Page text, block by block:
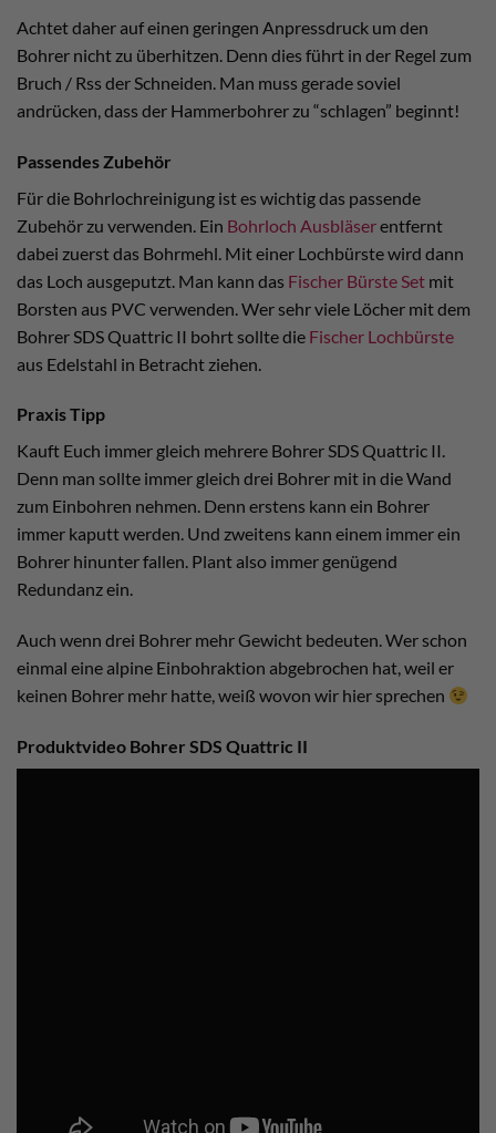
Achtet daher auf einen geringen Anpressdruck um den
Bohrer nicht zu überhitzen. Denn dies führt in der Regel zum
Bruch / Rss der Schneiden. Man muss gerade soviel
andrücken, dass der Hammerbohrer zu “schlagen” beginnt!
Passendes Zubehör
Für die Bohrlochreinigung ist es wichtig das passende
Zubehör zu verwenden. Ein Bohrloch Ausbläserentfernt
dabei zuerst das Bohrmehl. Mit einer Lochbürste wird dann
das Loch ausgeputzt. Man kann das Fischer Bürste Set mit
Borsten aus PVC verwenden. Wer sehr viele Löcher mit dem
Bohrer SDS Quattric II bohrt sollte die Fischer Lochbürste
aus Edelstahl in Betracht ziehen.
Praxis Tipp
Kauft Euch immer gleich mehrere Bohrer SDS Quattric II.
Denn man sollte immer gleich drei Bohrer mit in die Wand
zum Einbohren nehmen. Denn erstens kann ein Bohrer
immer kaputt werden. Und zweitens kann einem immer ein
Bohrer hinunter fallen. Plant also immer genügend
Redundanz ein.
Auch wenn drei Bohrer mehr Gewicht bedeuten. Wer schon
einmal eine alpine Einbohraktion abgebrochen hat, weil er
keinen Bohrer mehr hatte, weiß wovon wir hier sprechen
Produktvideo Bohrer SDS Quattric II